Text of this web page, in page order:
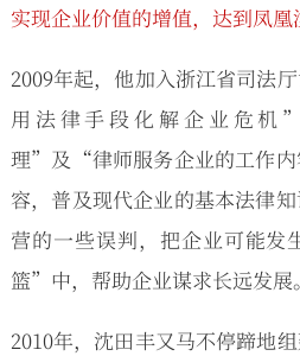
实现企业价值的增值，达到凤凰
2009年起，他加入浙江省司法
用法律手段化解企业危
理”及“律师服务企业的工作
容，普及现代企业的基本法律
营的一些误判，把企业可能
篮”中，帮助企业谋求长远发展。
2010年，沈田丰又马不停蹄地